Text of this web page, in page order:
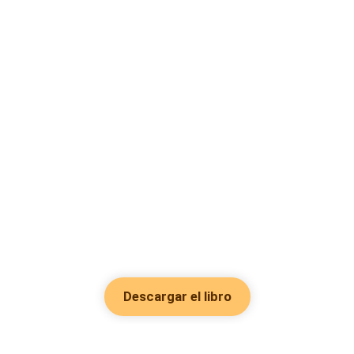
Descargar el libro